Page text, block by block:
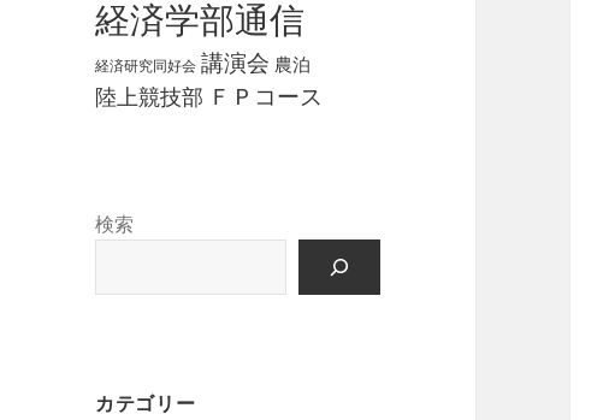
経済学部通信
経済研究同好会 講演会 農泊
陸上競技部 ＦＰコース
検索
カテゴリー